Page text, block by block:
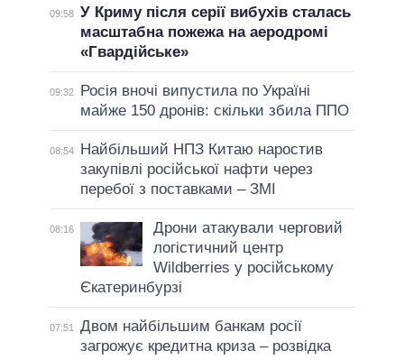
09:58 У Криму після серії вибухів сталась
масштабна пожежа на аеродромі
«Гвардійське»
09:32
Росія вночі випустила по Україні
майже 150 дронів: скільки збила ППО
08:54
Найбільший НПЗ Китаю наростив
закупівлі російської нафти через
перебої з поставками – ЗМІ
08:16
Дрони атакували черговий
логістичний центр
Wildberries у російському
Єкатеринбурзі
07:51
Двом найбільшим банкам росії
загрожує кредитна криза – розвідка